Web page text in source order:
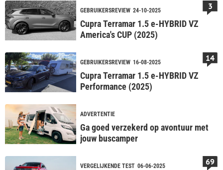
GEBRUIKERSREVIEW 24-10-2025
Cupra Terramar 1.5 e-HYBRID VZ
America's CUP (2025)
3
GEBRUIKERSREVIEW 16-08-2025
Cupra Terramar 1.5 e-HYBRID VZ
Performance (2025)
14
ADVERTENTIE
Ga goed verzekerd op avontuur met
jouw buscamper
VERGELIJKENDE TEST 06-06-2025 69